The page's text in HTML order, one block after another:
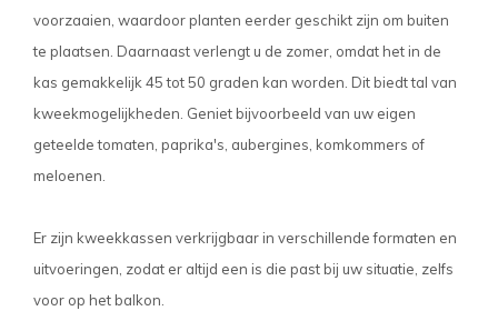
voorzaaien, waardoor planten eerder geschikt zijn om buiten
te plaatsen. Daarnaast verlengt u de zomer, omdat het in de
kas gemakkelijk 45 tot 50 graden kan worden. Dit biedt tal van
kweekmogelijkheden. Geniet bijvoorbeeld van uw eigen
geteelde tomaten, paprika's, aubergines, komkommers of
meloenen.
Er zijn kweekkassen verkrijgbaar in verschillende formaten en
uitvoeringen, zodat er altijd een is die past bij uw situatie, zelfs
voor op het balkon.